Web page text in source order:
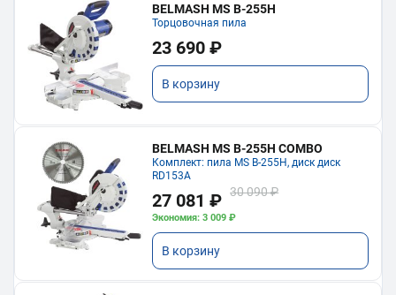
BELMASH MS B-255H
Торцовочная пила
23 690 ₽
В корзину
BELMASH MS B-255H COMBO
Комплект: пила MS B-255H, диск диск
RD153A
27 081 ₽ 30 090 ₽
Экономия: 3 009 ₽
В корзину